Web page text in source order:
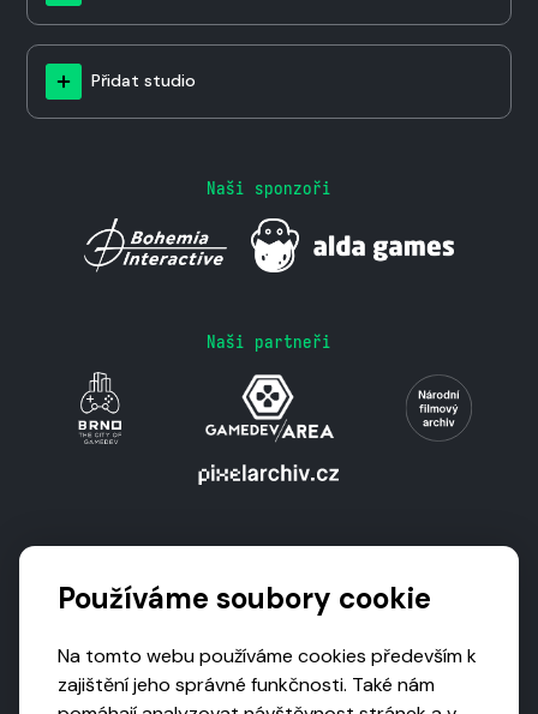
Přidat studio
Naši sponzoři
Naši partneři
Používáme soubory cookie
Na tomto webu používáme cookies především k
zajištění jeho správné funkčnosti. Také nám